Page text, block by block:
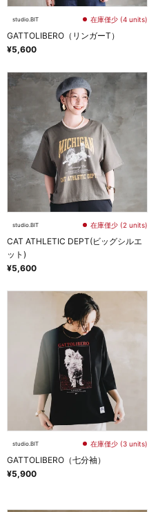
studio.BIT 在庫僅少 (4 units)
GATTOLIBERO（リンガーT）
¥5,600
studio.BIT 在庫僅少 (2 units)
CAT ATHLETIC DEPT(ビッグシルエ
ット)
¥5,600
studio.BIT 在庫僅少 (3 units)
GATTOLIBERO（七分袖）
¥5,900